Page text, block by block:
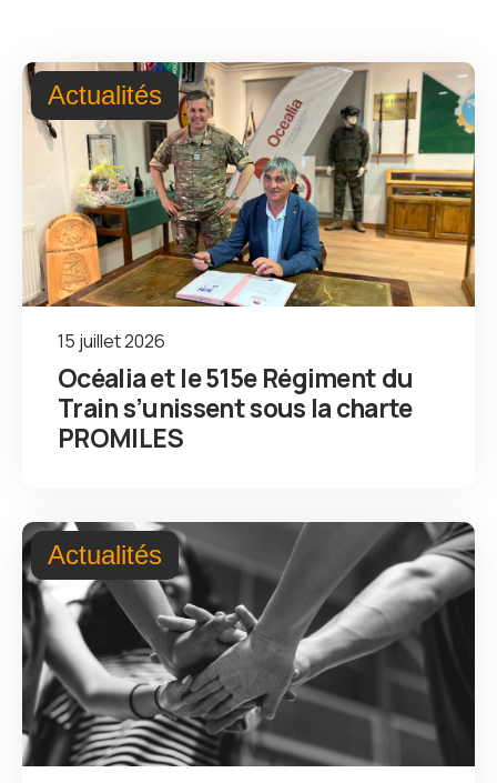
Actualités
15 juillet 2026
Océalia et le 515e Régiment du
Train s’unissent sous la charte
PROMILES
Actualités